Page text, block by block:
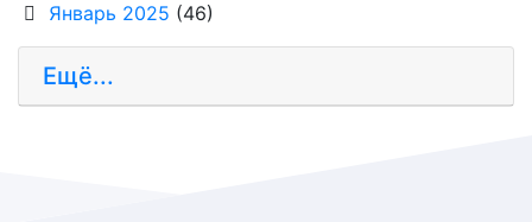
Январь 2025 (46)
Ещё...